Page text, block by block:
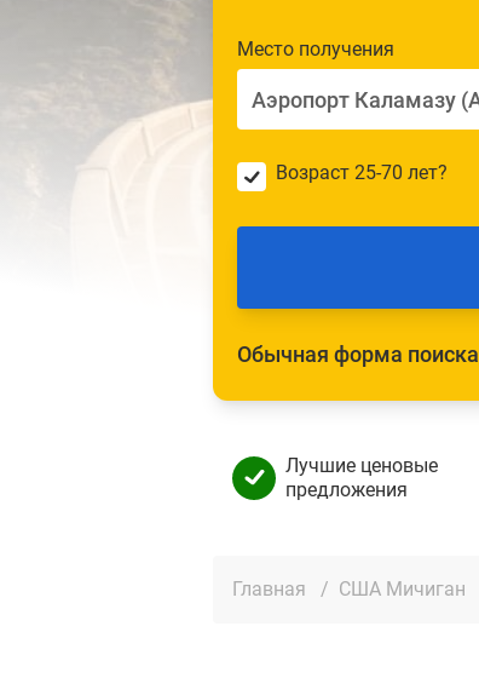
Место получения
Возраст 25-70 лет?
Обычная форма поиска
Лучшие ценовые
предложения
Главная / США Мичиган